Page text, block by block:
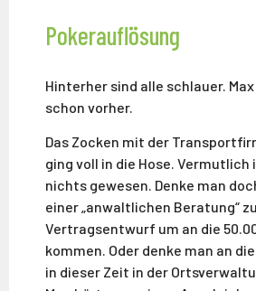
Pokerauflösung
Hinterher sind alle schlauer.
schon vorher.
Das Zocken mit der
ging voll in die Hose. Vermutlich
nichts gewesen. Denke man
einer „anwaltlichen Beratung“
Vertragsentwurf um an die
kommen. Oder denke man an
in dieser Zeit in der